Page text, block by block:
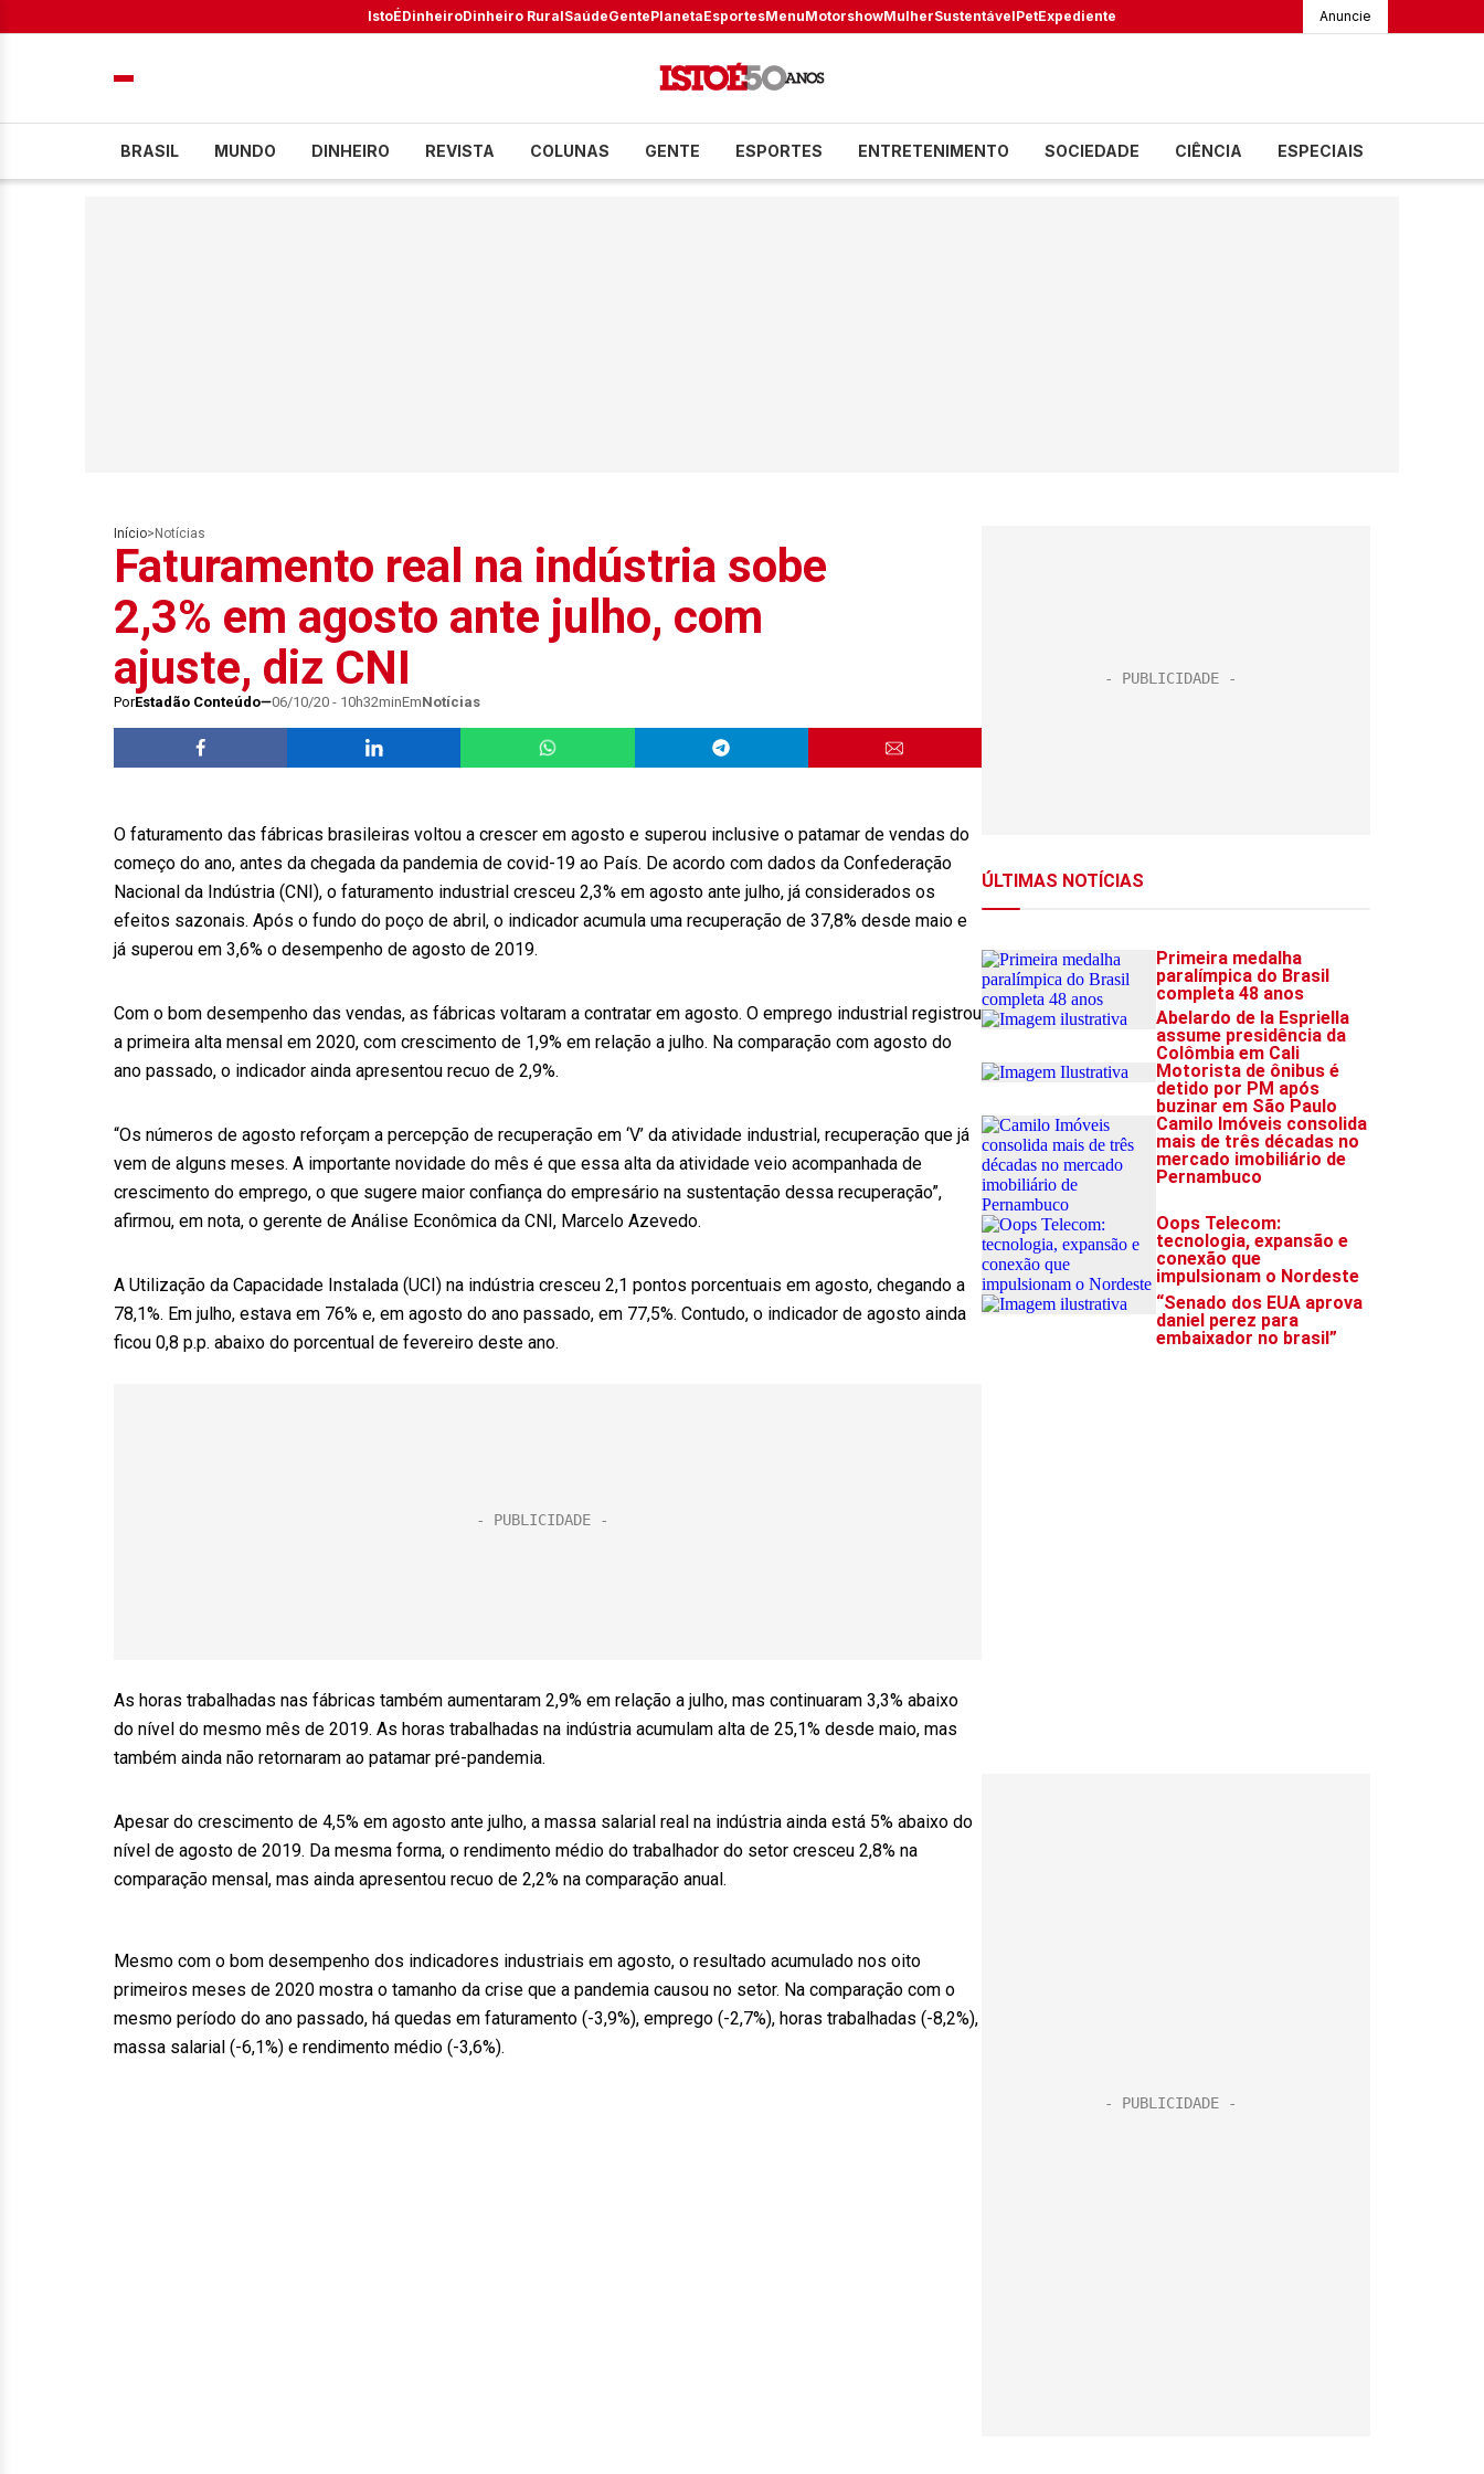
IstoÉDinheiroDinheiro RuralSaúdeGentePlanetaEsportesMenuMotorshowMulherSustentávelPetExpediente Anuncie
BRASIL MUNDO DINHEIRO REVISTA COLUNAS GENTE ESPORTES ENTRETENIMENTO SOCIEDADE CIÊNCIA ESPECIAIS
Início> Notícias
Faturamento real na indústria sobe
2,3% em agosto ante julho, com
ajuste, diz CNI
PorEstadão Conteúdo 06/10/20 - 10h32minEmNotícias
O faturamento das fábricas brasileiras voltou a crescer em agosto e superou inclusive o patamar de vendas do
começo do ano, antes da chegada da pandemia de covid-19 ao País. De acordo com dados da Confederação
Nacional da Indústria (CNI), o faturamento industrial cresceu 2,3% em agosto ante julho, já considerados os
efeitos sazonais. Após o fundo do poço de abril, o indicador acumula uma recuperação de 37,8% desde maio e
já superou em 3,6% o desempenho de agosto de 2019.
Com o bom desempenho das vendas, as fábricas voltaram a contratar em agosto. O emprego industrial registrou
a primeira alta mensal em 2020, com crescimento de 1,9% em relação a julho. Na comparação com agosto do
ano passado, o indicador ainda apresentou recuo de 2,9%.
“Os números de agosto reforçam a percepção de recuperação em ‘V’ da atividade industrial, recuperação que já
vem de alguns meses. A importante novidade do mês é que essa alta da atividade veio acompanhada de
crescimento do emprego, o que sugere maior confiança do empresário na sustentação dessa recuperação”,
afirmou, em nota, o gerente de Análise Econômica da CNI, Marcelo Azevedo.
A Utilização da Capacidade Instalada (UCI) na indústria cresceu 2,1 pontos porcentuais em agosto, chegando a
78,1%. Em julho, estava em 76% e, em agosto do ano passado, em 77,5%. Contudo, o indicador de agosto ainda
ficou 0,8 p.p. abaixo do porcentual de fevereiro deste ano.
As horas trabalhadas nas fábricas também aumentaram 2,9% em relação a julho, mas continuaram 3,3% abaixo
do nível do mesmo mês de 2019. As horas trabalhadas na indústria acumulam alta de 25,1% desde maio, mas
também ainda não retornaram ao patamar pré-pandemia.
Apesar do crescimento de 4,5% em agosto ante julho, a massa salarial real na indústria ainda está 5% abaixo do
nível de agosto de 2019. Da mesma forma, o rendimento médio do trabalhador do setor cresceu 2,8% na
comparação mensal, mas ainda apresentou recuo de 2,2% na comparação anual.
Mesmo com o bom desempenho dos indicadores industriais em agosto, o resultado acumulado nos oito
primeiros meses de 2020 mostra o tamanho da crise que a pandemia causou no setor. Na comparação com o
mesmo período do ano passado, há quedas em faturamento (-3,9%), emprego (-2,7%), horas trabalhadas (-8,2%),
massa salarial (-6,1%) e rendimento médio (-3,6%).